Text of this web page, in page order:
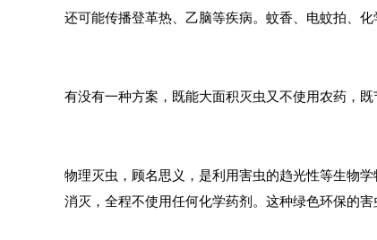
还可能传播登革热、乙脑等疾病。蚊香、电蚊拍、
有没有一种方案，既能大面积灭虫又不使用农药，
物理灭虫，顾名思义，是利用害虫的趋光性等生物
消灭，全程不使用任何化学药剂。这种绿色环保的